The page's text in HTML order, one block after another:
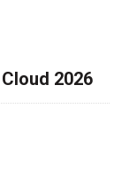
2026